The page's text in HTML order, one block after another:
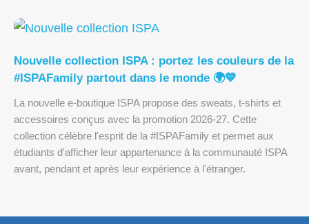
Nouvelle collection ISPA : portez les couleurs de la
#ISPAFamily partout dans le monde 🌍💙
La nouvelle e-boutique ISPA propose des sweats, t-shirts et
accessoires conçus avec la promotion 2026-27. Cette
collection célèbre l'esprit de la #ISPAFamily et permet aux
étudiants d'afficher leur appartenance à la communauté ISPA
avant, pendant et après leur expérience à l'étranger.